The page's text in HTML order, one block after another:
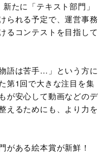
たに「テキスト部門」
られる予定で、運営事務
るコンテストを目指して
語は苦手…」という方に
第1回で大きな注目を集
が安心して動画などのデ
えるためにも、より力を
がある絵本賞が新鮮！